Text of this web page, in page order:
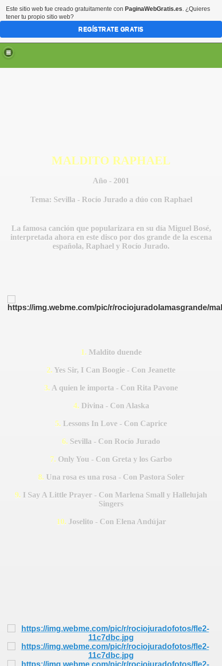
MALDITO RAPHAEL
Año - 2001
Tema: Sevilla - Rocío Jurado a dúo con Raphael
La famosa canción que popularizara en su día Miguel Bosé,
interpretada ahora en este disco por dos grande de la escena
española, Raphael y Rocío Jurado.
1. Maldito duende
2.Yes Sir, I Can Boogie - Con Jeanette
3. A quien le importa - Con Rita Pavone
4. Divina - Con Alaska
5. Lessons In Love - Con Caprice
6. Sevilla - Con Rocío Jurado
7. Only You - Con Greta y los Garbo
8. Una rosa es una rosa - Con Pastora Soler
9. I Say A Little Prayer - Con Marlena Small y Hallelujah
Singers
10. Joselito - Con Elena Andújar
OBREGÓN
Este sitio web fue creado gratuitamente con PaginaWebGratis.es. ¿Quieres
tener tu propio sitio web?
REGÍSTRATE GRATIS